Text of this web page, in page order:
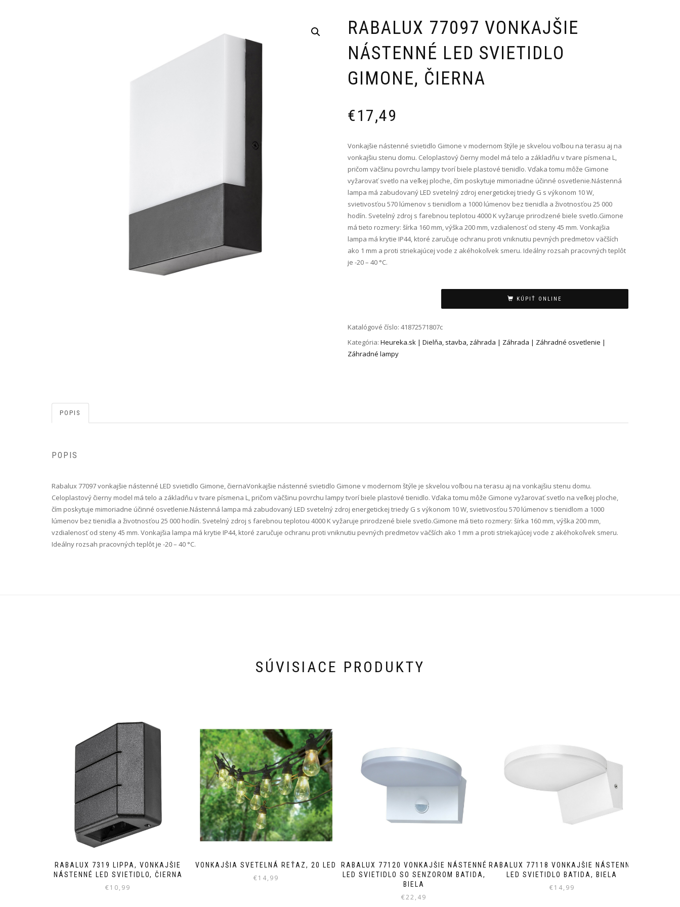
RABALUX 77097 VONKAJŠIE
NÁSTENNÉ LED SVIETIDLO
GIMONE, ČIERNA
€17,49
Vonkajšie nástenné svietidlo Gimone v modernom štýle je skvelou voľbou na terasu aj na
vonkajšiu stenu domu. Celoplastový čierny model má telo a základňu v tvare písmena L,
pričom väčšinu povrchu lampy tvorí biele plastové tienidlo. Vďaka tomu môže Gimone
vyžarovať svetlo na veľkej ploche, čím poskytuje mimoriadne účinné osvetlenie.Nástenná
lampa má zabudovaný LED svetelný zdroj energetickej triedy G s výkonom 10 W,
svietivosťou 570 lúmenov s tienidlom a 1000 lúmenov bez tienidla a životnosťou 25 000
hodín. Svetelný zdroj s farebnou teplotou 4000 K vyžaruje prirodzené biele svetlo.Gimone
má tieto rozmery: šírka 160 mm, výška 200 mm, vzdialenosť od steny 45 mm. Vonkajšia
lampa má krytie IP44, ktoré zaručuje ochranu proti vniknutiu pevných predmetov väčších
ako 1 mm a proti striekajúcej vode z akéhokoľvek smeru. Ideálny rozsah pracovných teplôt
je -20 – 40 °C.​
KÚPIŤ ONLINE
Katalógové číslo: 41872571807c
Kategória: Heureka.sk | Dielňa, stavba, záhrada | Záhrada | Záhradné osvetlenie |
Záhradné lampy
POPIS
POPIS
Rabalux 77097 vonkajšie nástenné LED svietidlo Gimone, čierna Vonkajšie nástenné svietidlo Gimone v modernom štýle je skvelou voľbou na terasu aj na vonkajšiu stenu domu.
Celoplastový čierny model má telo a základňu v tvare písmena L, pričom väčšinu povrchu lampy tvorí biele plastové tienidlo. Vďaka tomu môže Gimone vyžarovať svetlo na veľkej ploche,
čím poskytuje mimoriadne účinné osvetlenie.Nástenná lampa má zabudovaný LED svetelný zdroj energetickej triedy G s výkonom 10 W, svietivosťou 570 lúmenov s tienidlom a 1000
lúmenov bez tienidla a životnosťou 25 000 hodín. Svetelný zdroj s farebnou teplotou 4000 K vyžaruje prirodzené biele svetlo.Gimone má tieto rozmery: šírka 160 mm, výška 200 mm,
vzdialenosť od steny 45 mm. Vonkajšia lampa má krytie IP44, ktoré zaručuje ochranu proti vniknutiu pevných predmetov väčších ako 1 mm a proti striekajúcej vode z akéhokoľvek smeru.
Ideálny rozsah pracovných teplôt je -20 – 40 °C.​
SÚVISIACE PRODUKTY
RABALUX 7319 LIPPA, VONKAJŠIE
NÁSTENNÉ LED SVIETIDLO, ČIERNA
€10,99
VONKAJŠIA SVETELNÁ REŤAZ, 20 LED
€14,99
RABALUX 77120 VONKAJŠIE NÁSTENNÉ
LED SVIETIDLO SO SENZOROM BATIDA,
BIELA
€22,49
RABALUX 77118 VONKAJŠIE NÁSTENNÉ
LED SVIETIDLO BATIDA, BIELA
€14,99